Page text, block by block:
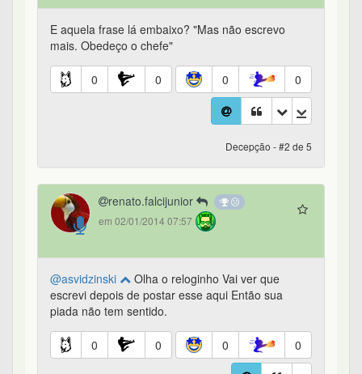
E aquela frase lá embaixo? "Mas não escrevo
mais. Obedeço o chefe"
0 0 0 0
Decepção - #2 de 5
renato.falcijunior
em 02/01/2014 07:57
@asvidzinski
Olha o reloginho Vai ver que
escrevi depois de postar esse aqui Então sua
piada não tem sentido.
0 0 0 0